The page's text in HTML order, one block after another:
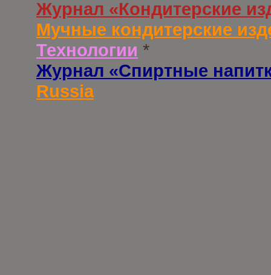
Журнал «Кондитерские
Мучные кондитерские
Технологии *
Журнал «Спиртные
Russia